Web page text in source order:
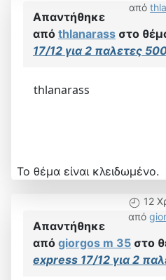
από
Απαντήθηκε
από thlanarass στο
17/12 για 2 παλετες
thlanarass
Το θέμα είναι κλειδωμένο.
12
από
Απαντήθηκε
από giorgos m 35 στο
express 17/12 για 2